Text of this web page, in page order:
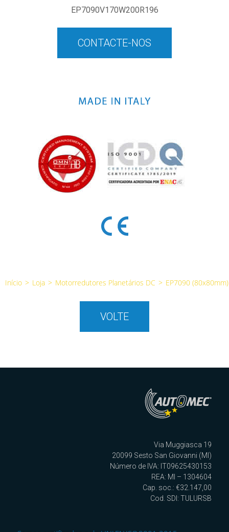
EP7090V170W200R196
CONTACTE-NOS
Início > Loja > Motorredutores Planetários DC > EP7090 (80x80mm)
VOLTE
Via Muggiasca 19
20099 Sesto San Giovanni (MI)
Número de IVA: IT09625430153
REA: MI – 1304604
Cap. soc.: €32.147,00
Cod. SDI: TULURSB